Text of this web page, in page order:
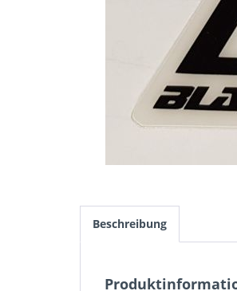
Beschreibung